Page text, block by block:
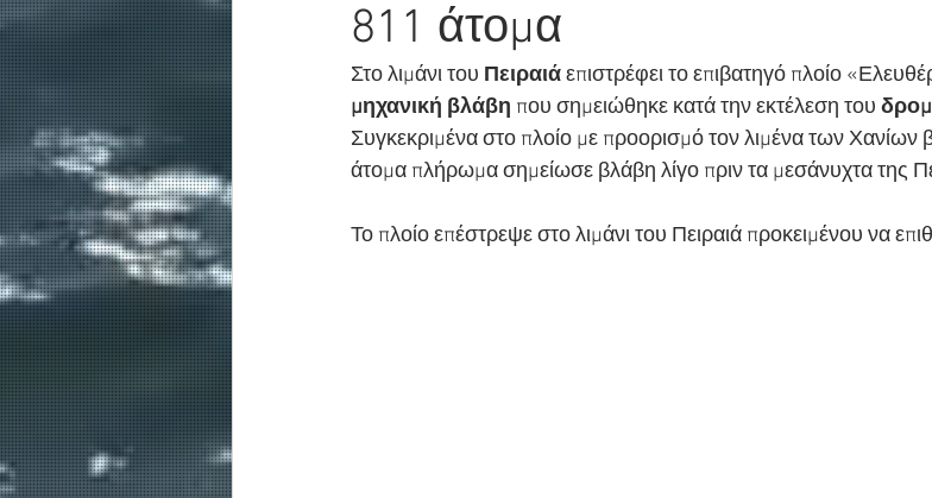
811 άτομα
Στο λιμάνι του Πειραιά επιστρέφει το επιβατηγό πλοίο
μηχανική βλάβη που σημειώθηκε κατά την εκτέλεση του
Συγκεκριμένα στο πλοίο με προορισμό τον λιμένα των Χανίων
άτομα πλήρωμα σημείωσε βλάβη λίγο πριν τα μεσάνυχτα της
Το πλοίο επέστρεψε στο λιμάνι του Πειραιά προκειμένου να